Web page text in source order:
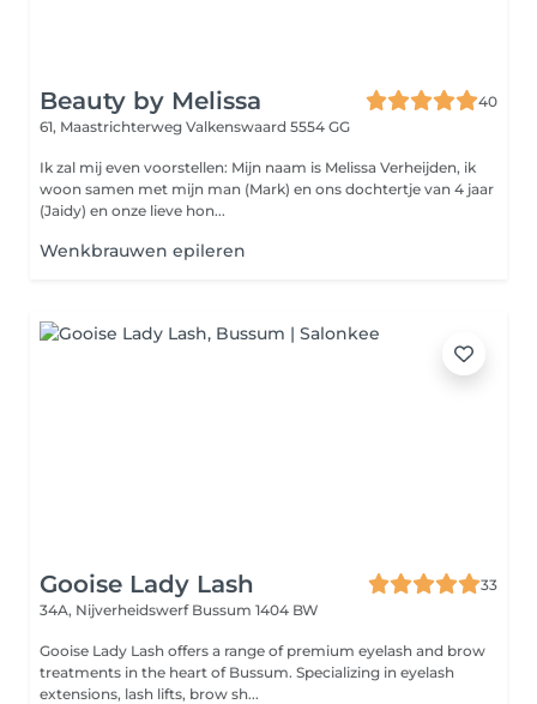
Beauty by Melissa
40
61, Maastrichterweg Valkenswaard 5554 GG
Ik zal mij even voorstellen: Mijn naam is Melissa Verheijden, ik
woon samen met mijn man (Mark) en ons dochtertje van 4 jaar
(Jaidy) en onze lieve hon...
Wenkbrauwen epileren
Gooise Lady Lash
33
34A, Nijverheidswerf Bussum 1404 BW
Gooise Lady Lash offers a range of premium eyelash and brow
treatments in the heart of Bussum. Specializing in eyelash
extensions, lash lifts, brow sh...